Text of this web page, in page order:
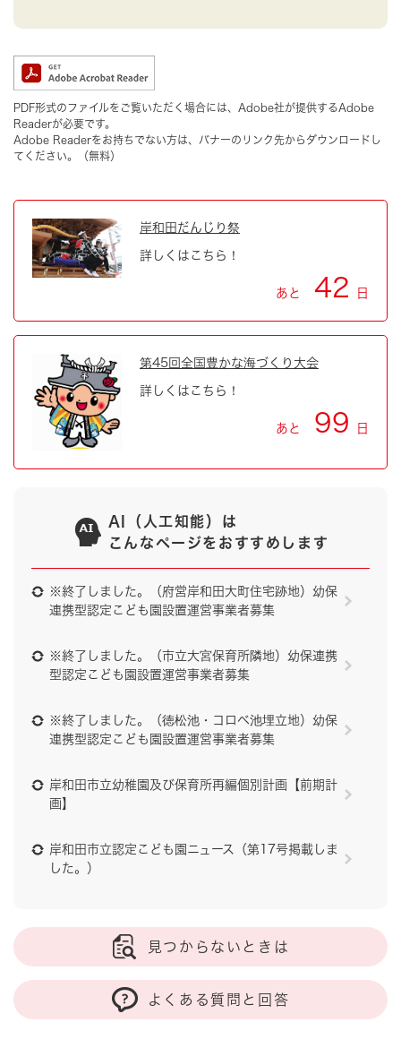
PDF形式のファイルをご覧いただく場合には、Adobe社が提供するAdobe
Readerが必要です。
Adobe Readerをお持ちでない方は、バナーのリンク先からダウンロードし
てください。（無料）
岸和田だんじり祭
詳しくはこちら！
あと 42 日
第45回全国豊かな海づくり大会
詳しくはこちら！
あと 99 日
AI（人工知能）は
こんなページをおすすめします
※終了しました。（府営岸和田大町住宅跡地）幼保
連携型認定こども園設置運営事業者募集
※終了しました。（市立大宮保育所隣地）幼保連携
型認定こども園設置運営事業者募集
※終了しました。（徳松池・コロベ池埋立地）幼保
連携型認定こども園設置運営事業者募集
岸和田市立幼稚園及び保育所再編個別計画【前期計
画】
岸和田市立認定こども園ニュース（第17号掲載しま
した。）
見つからないときは
よくある質問と回答